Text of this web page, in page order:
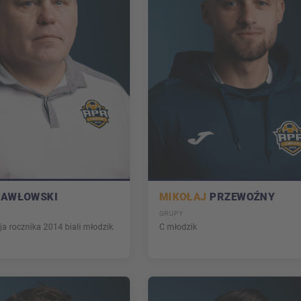
rocznika 2014 biali młodzik
MIKOŁAJ PRZEWOŹNY
GRUPY
C młodzik